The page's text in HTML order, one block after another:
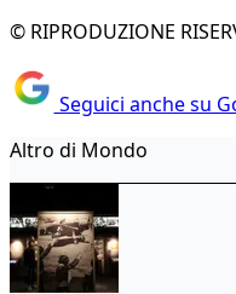
© RIPRODUZIONE
Seguici anche su
Altro di Mondo